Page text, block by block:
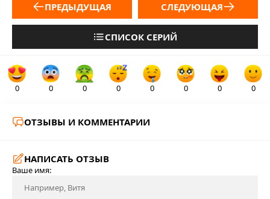
ПРЕДЫДУЩАЯ
СПИСОК СЕРИЙ
СЛЕДУЮЩАЯ
0 0 0 0 0 0 0 0
ОТЗЫВЫ И КОММЕНТАРИИ
НАПИСАТЬ ОТЗЫВ
Ваше имя: